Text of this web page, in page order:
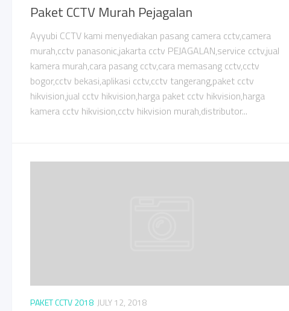
Paket CCTV Murah Pejagalan
Ayyubi CCTV kami menyediakan pasang camera cctv,camera
murah,cctv panasonic,jakarta cctv PEJAGALAN,service cctv,jual
kamera murah,cara pasang cctv,cara memasang cctv,cctv
bogor,cctv bekasi,aplikasi cctv,cctv tangerang,paket cctv
hikvision,jual cctv hikvision,harga paket cctv hikvision,harga
kamera cctv hikvision,cctv hikvision murah,distributor...
PAKET CCTV 2018 JULY 12, 2018